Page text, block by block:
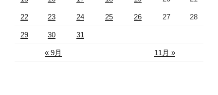
« 9月 11月 »
22 23 24 25 26 27 28
29 30 31